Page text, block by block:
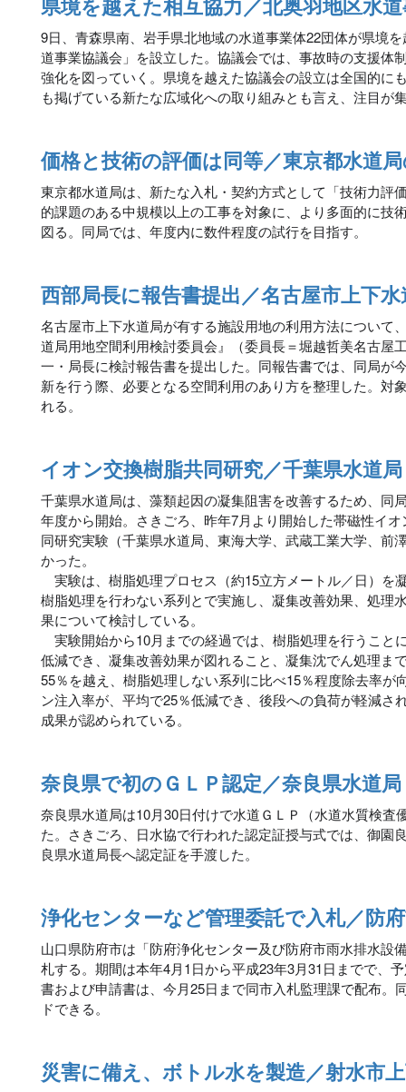
9日、青森県南、岩手県北地域の水道事業体22団体が県境
道事業協議会」を設立した。協議会では、事故時の支援体
強化を図っていく。県境を越えた協議会の設立は全国的に
も掲げている新たな広域化への取り組みとも言え、注目が
価格と技術の評価は同等／東京都水道
東京都水道局は、新たな入札・契約方式として「技術力評
的課題のある中規模以上の工事を対象に、より多面的に技
図る。同局では、年度内に数件程度の試行を目指す。
西部局長に報告書提出／名古屋市上下
名古屋市上下水道局が有する施設用地の利用方法について
道局用地空間利用検討委員会』（委員長＝堀越哲美名古屋
一・局長に検討報告書を提出した。同報告書では、同局が
新を行う際、必要となる空間利用のあり方を整理した。対
れる。
イオン交換樹脂共同研究／千葉県水道局
千葉県水道局は、藻類起因の凝集阻害を改善するため、同
年度から開始。さきごろ、昨年7月より開始した帯磁性イ
同研究実験（千葉県水道局、東海大学、武蔵工業大学、前
かった。
実験は、樹脂処理プロセス（約15立方メートル／日）を
樹脂処理を行わない系列とで実施し、凝集改善効果、処理
果について検討している。
実験開始から10月までの経過では、樹脂処理を行うこと
低減でき、凝集改善効果が図れること、凝集沈でん処理ま
55％を越え、樹脂処理しない系列に比べ15％程度除去率が
ン注入率が、平均で25％低減でき、後段への負荷が軽減さ
成果が認められている。
奈良県で初のＧＬＰ認定／奈良県水道局
奈良県水道局は10月30日付けで水道ＧＬＰ（水道水質検査
た。さきごろ、日水協で行われた認定証授与式では、御園
良県水道局長へ認定証を手渡した。
浄化センターなど管理委託で入札／防
山口県防府市は「防府浄化センター及び防府市雨水排水設
札する。期間は本年4月1日から平成23年3月31日までで、
書および申請書は、今月25日まで同市入札監理課で配布。
ドできる。
災害に備え、ボトル水を製造／射水市